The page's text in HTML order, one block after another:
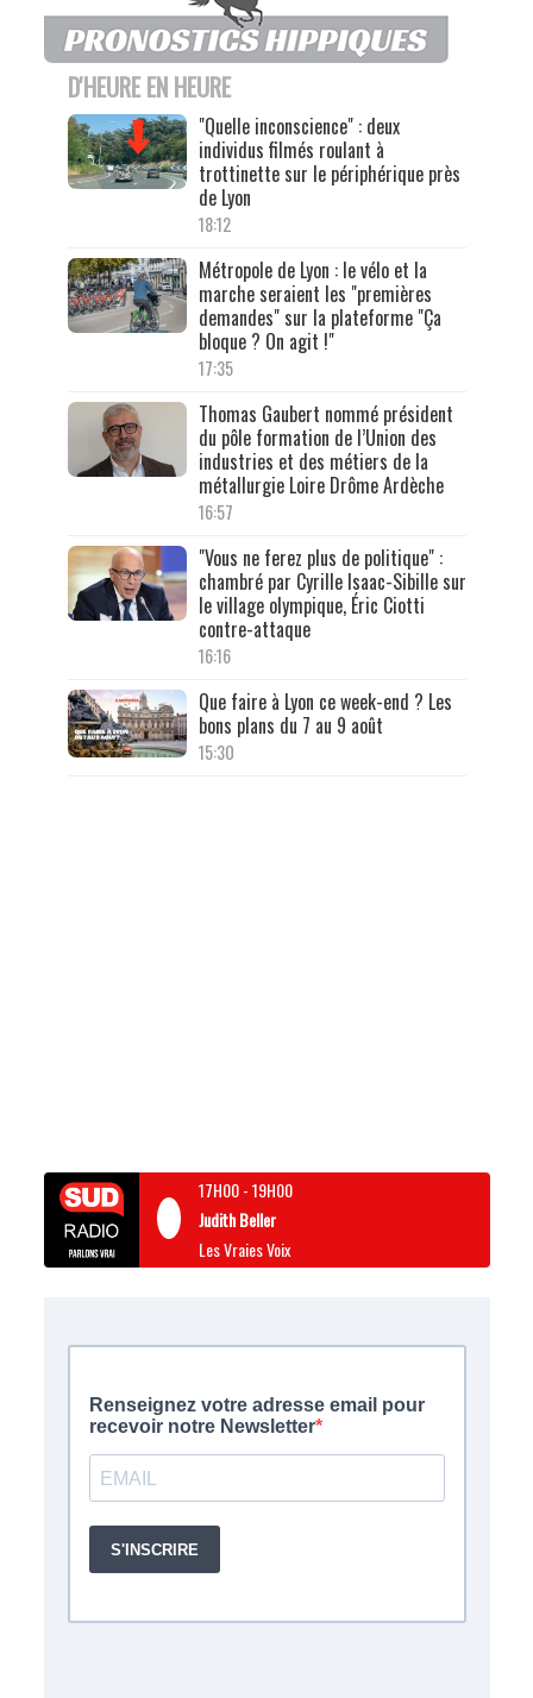
D'HEURE EN HEURE
"Quelle inconscience" : deux
individus filmés roulant à
trottinette sur le périphérique près
de Lyon
18:12
Métropole de Lyon : le vélo et la
marche seraient les "premières
demandes" sur la plateforme "Ça
bloque ? On agit !"
17:35
Thomas Gaubert nommé président
du pôle formation de l’Union des
industries et des métiers de la
métallurgie Loire Drôme Ardèche
16:57
"Vous ne ferez plus de politique" :
chambré par Cyrille Isaac-Sibille sur
le village olympique, Éric Ciotti
contre-attaque
16:16
Que faire à Lyon ce week-end ? Les
bons plans du 7 au 9 août
15:30
17H00-19H00
Judith Beller
Les Vraies Voix